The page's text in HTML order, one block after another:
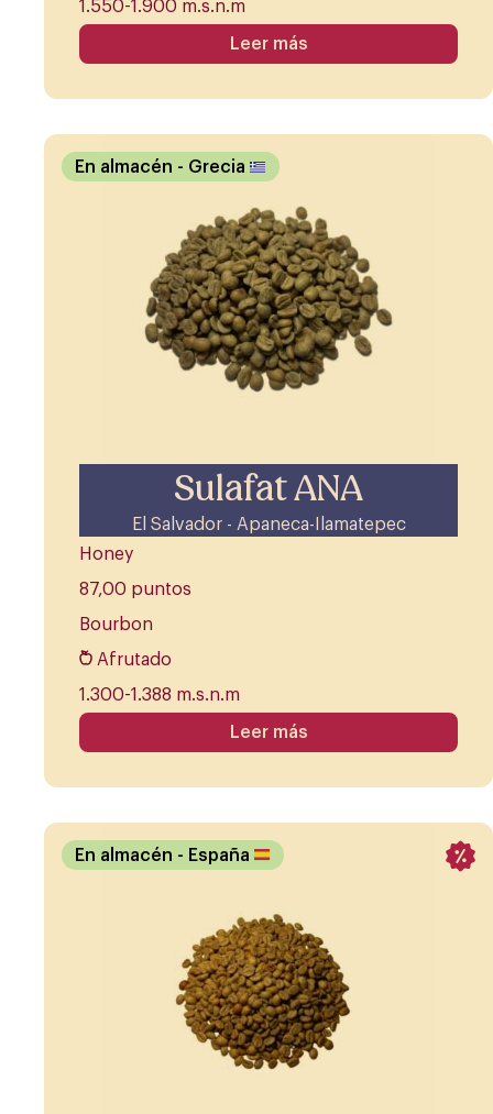
1.550-1.900 m.s.n.m
Leer más
Sulafat ANA
El Salvador - Apaneca-Ilamatepec
En almacén - Grecia
Honey
87,00 puntos
Bourbon
Afrutado
1.300-1.388 m.s.n.m
Leer más
En almacén - España